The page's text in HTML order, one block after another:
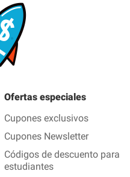
Ofertas especiales
Cupones exclusivos
Cupones Newsletter
Códigos de descuento para
estudiantes